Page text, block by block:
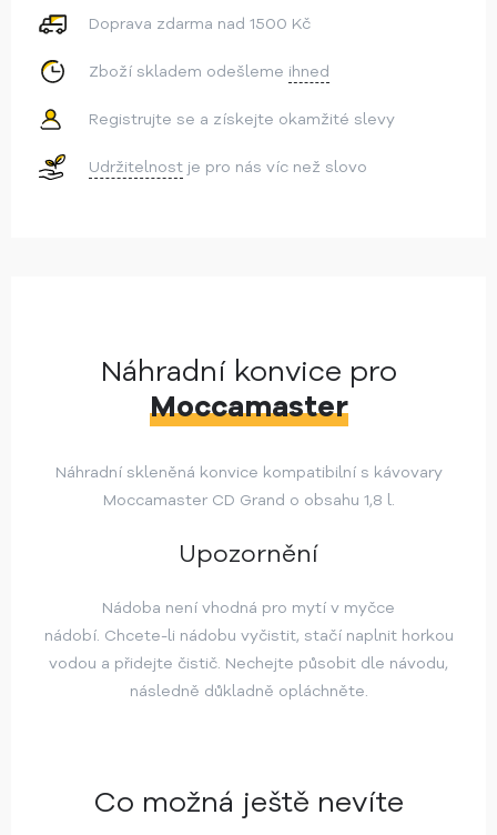
Doprava zdarma nad 1500 Kč
Zboží skladem odešleme ihned
Registrujte se a získejte okamžité slevy
Udržitelnost je pro nás víc než slovo
Náhradní konvice pro
Moccamaster
Náhradní skleněná konvice kompatibilní s kávovary
Moccamaster CD Grand o obsahu 1,8 l.
Upozornění
Nádoba není vhodná pro mytí v myčce
nádobí. Chcete-li nádobu vyčistit, stačí naplnit horkou
vodou a přidejte čistič. Nechejte působit dle návodu,
následně důkladně opláchněte.
Co možná ještě nevíte